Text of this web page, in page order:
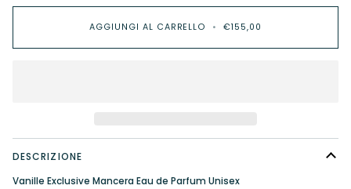
AGGIUNGI AL CARRELLO • €155,00
DESCRIZIONE
Vanille Exclusive Mancera Eau de Parfum Unisex